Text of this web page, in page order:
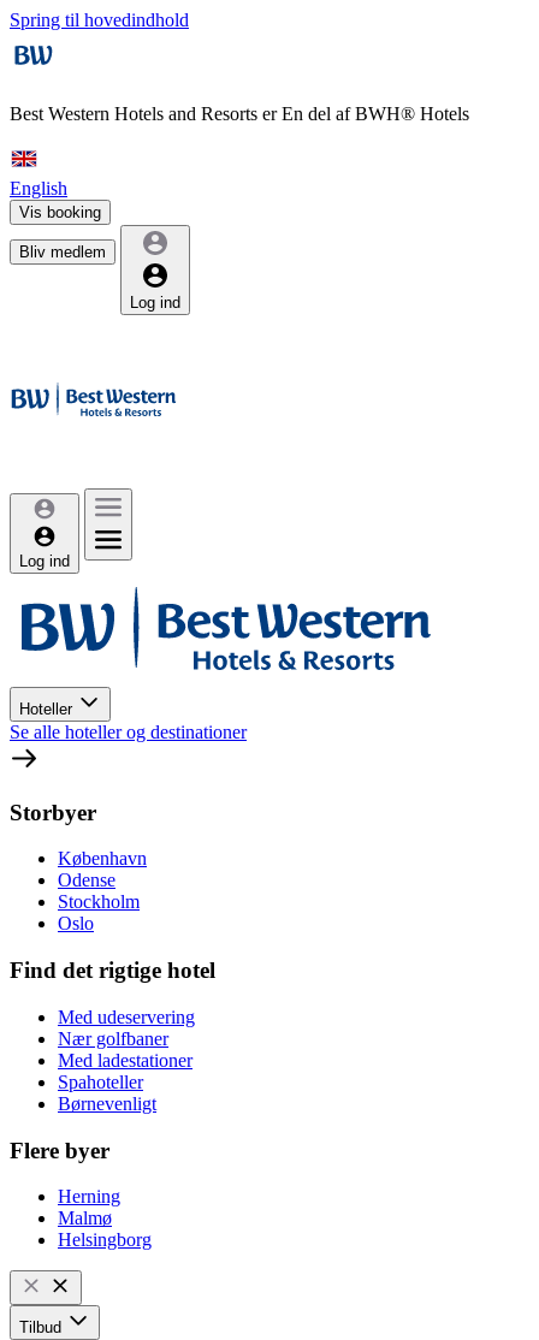
Spring til hovedindhold
Best Western Hotels and Resorts erEn del af BWH® Hotels
English
Vis booking
Bliv medlem
Log ind
Log ind
Hoteller
Se alle hoteller og destinationer
Storbyer
København
Odense
Stockholm
Oslo
Find det rigtige hotel
Med udeservering
Nær golfbaner
Med ladestationer
Spahoteller
Børnevenligt
Flere byer
Herning
Malmø
Helsingborg
Tilbud